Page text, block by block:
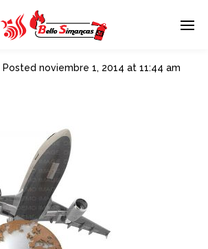
Posted noviembre 1, 2014 at 11:44 am